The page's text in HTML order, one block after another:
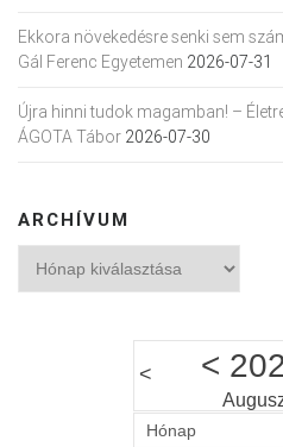
Ekkora növekedésre senki sem
Gál Ferenc Egyetemen 2026-07-31
Újra hinni tudok magamban! –
ÁGOTA Tábor 2026-07-30
ARCHÍVUM
< <
Hónap